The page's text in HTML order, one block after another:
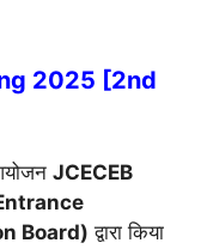
2025 [2nd
JCECEB
Board) द्वारा किया